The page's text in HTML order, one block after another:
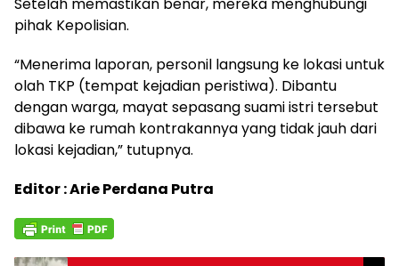
Setelah memastikan benar, mereka menghubungi
pihak Kepolisian.
“Menerima laporan, personil langsung ke lokasi untuk
olah TKP (tempat kejadian peristiwa). Dibantu
dengan warga, mayat sepasang suami istri tersebut
dibawa ke rumah kontrakannya yang tidak jauh dari
lokasi kejadian,” tutupnya.
Editor : Arie Perdana Putra